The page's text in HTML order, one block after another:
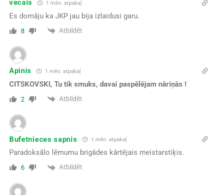
vecais 1 mēn. atpakaļ
Es domāju ka JKP jau bija izlaidusi garu.
8 Atbildēt
Apinis 1 mēn. atpakaļ
CITSKOVSKI, Tu tik smuks, davai paspēlējam nāriņās !
2 Atbildēt
Bufetnieces sapnis 1 mēn. atpakaļ
Paradoksālo lēmumu brigādes kārtējais meistarstiķis.
6 Atbildēt